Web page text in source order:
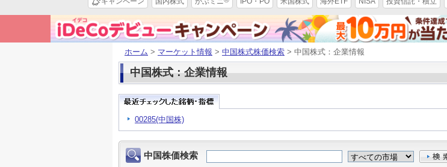
ホーム > マーケット情報 > 中国株式株価検索 > 中国株式：企業情報
中国株式：企業情報
00285(中国株)